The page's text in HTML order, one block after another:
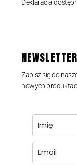
Deklaracja
NEWSLETTER
Zapisz się do
nowych